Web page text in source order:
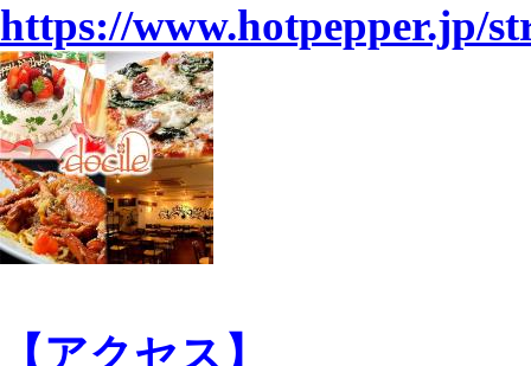
https://www.hotpepper.jp/
【アクセス】